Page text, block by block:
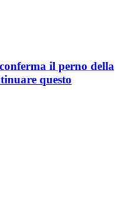
il perno della
questo